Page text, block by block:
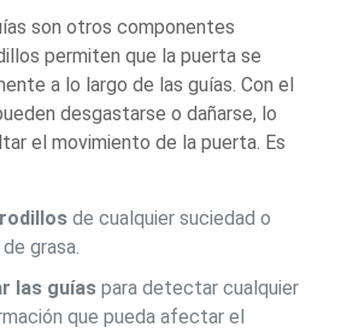
son otros componentes
permiten que la puerta se
a lo largo de las guías. Con el
desgastarse o dañarse, lo
el movimiento de la puerta. Es
de cualquier suciedad o
grasa.
las guías para detectar cualquier
que pueda afectar el